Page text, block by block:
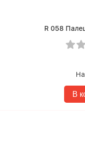
R 058
В